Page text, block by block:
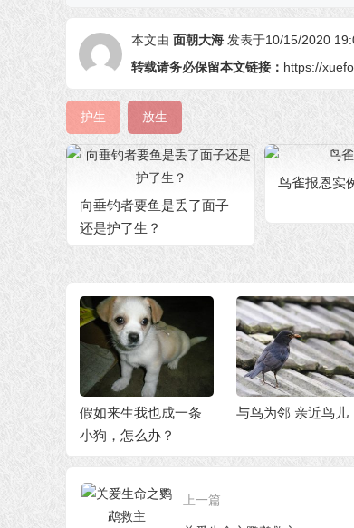
本文由 面朝大海 发表于10/15/2020
转载请务必保留本文链接： https://
护生 放生
向垂钓者要鱼是丢了面子
还是护了生？
鸟雀报恩实
与鸟为邻 亲近鸟儿
哥哥牺牲自己的利
要活埋大批瘟猪，我
上一篇